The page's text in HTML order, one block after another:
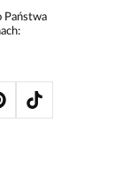
Państwa